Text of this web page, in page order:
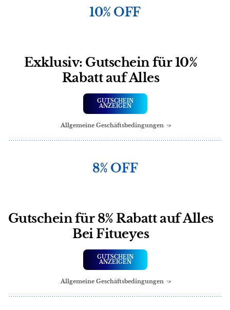
10% OFF
Exklusiv: Gutschein für 10%
Rabatt auf Alles
GUTSCHEIN
ANZEIGEN
Allgemeine Geschäftsbedingungen
8% OFF
Gutschein für 8% Rabatt auf Alles
Bei Fitueyes
GUTSCHEIN
ANZEIGEN
Allgemeine Geschäftsbedingungen